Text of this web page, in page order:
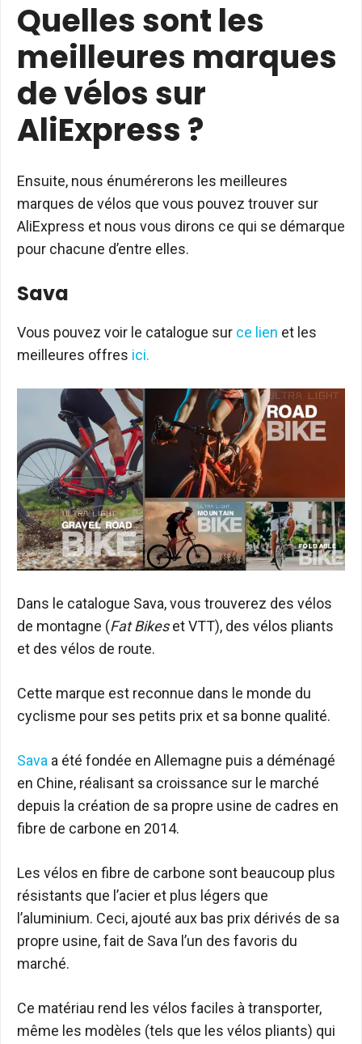
Quelles sont les
meilleures marques
de vélos sur
AliExpress ?
Ensuite, nous énumérerons les meilleures
marques de vélos que vous pouvez trouver sur
AliExpress et nous vous dirons ce qui se démarque
pour chacune d’entre elles.
Sava
Vous pouvez voir le catalogue sur ce lien et les
meilleures offres ici.
Dans le catalogue Sava, vous trouverez des vélos
de montagne (Fat Bikeset VTT), des vélos pliants
et des vélos de route.
Cette marque est reconnue dans le monde du
cyclisme pour ses petits prix et sa bonne qualité.
Sava a été fondée en Allemagne puis a déménagé
en Chine, réalisant sa croissance sur le marché
depuis la création de sa propre usine de cadres en
fibre de carbone en 2014.
Les vélos en fibre de carbone sont beaucoup plus
résistants que l’acier et plus légers que
l’aluminium. Ceci, ajouté aux bas prix dérivés de sa
propre usine, fait de Sava l’un des favoris du
marché.
Ce matériau rend les vélos faciles à transporter,
même les modèles (tels que les vélos pliants) qui